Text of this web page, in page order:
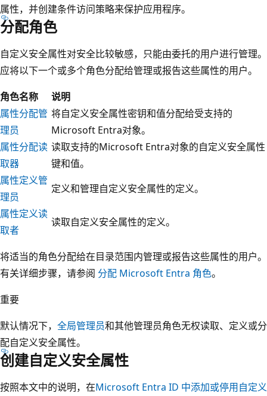
属性，并创建条件访问策略来保护应用程序。
分配角色
自定义安全属性对安全比较敏感，只能由委托的用户进行管理。
应将以下一个或多个角色分配给管理或报告这些属性的用户。
角色名称
说明
属性分配管
理员
将自定义安全属性密钥和值分配给受支持的
Microsoft Entra对象。
属性分配读
取器
读取支持的Microsoft Entra对象的自定义安全属性
键和值。
属性定义管
理员
定义和管理自定义安全属性的定义。
属性定义读
取者
读取自定义安全属性的定义。
将适当的角色分配给在目录范围内管理或报告这些属性的用户。
有关详细步骤，请参阅 分配 Microsoft Entra 角色。
重要
默认情况下， 全局管理员和其他管理员角色无权读取、定义或分
配自定义安全属性。
创建自定义安全属性
按照本文中的说明，在Microsoft Entra ID 中添加或停用自定义